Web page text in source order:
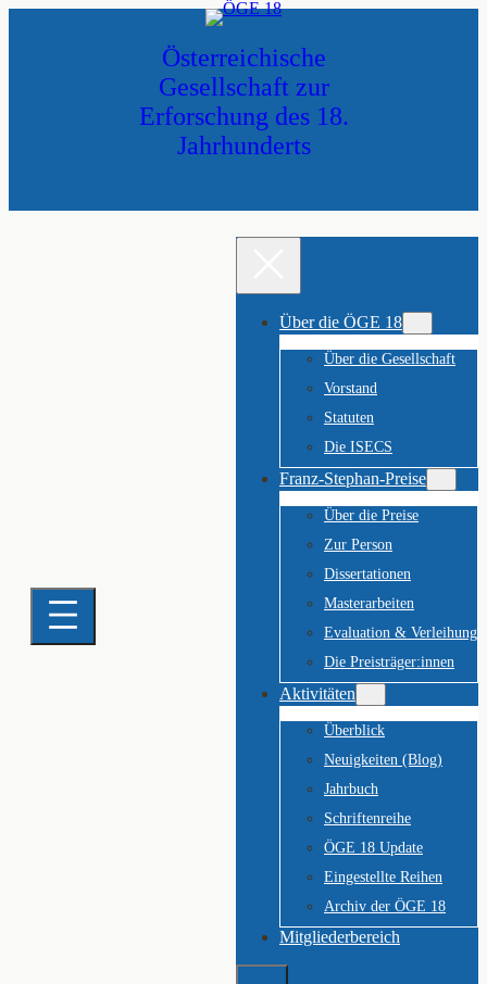
Österreichische
Gesellschaft zur
Erforschung des 18.
Jahrhunderts
Über die ÖGE 18
Über die Gesellschaft
Vorstand
Statuten
Die ISECS
Franz-Stephan-Preise
Über die Preise
Zur Person
Dissertationen
Masterarbeiten
Evaluation & Verleihung
Die Preisträger:innen
Aktivitäten
Überblick
Neuigkeiten (Blog)
Jahrbuch
Schriftenreihe
ÖGE 18 Update
Eingestellte Reihen
Archiv der ÖGE 18
Mitgliederbereich
Suchen